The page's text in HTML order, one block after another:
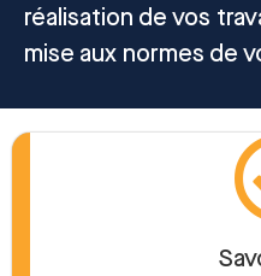
réalisation de vos
mise aux normes de